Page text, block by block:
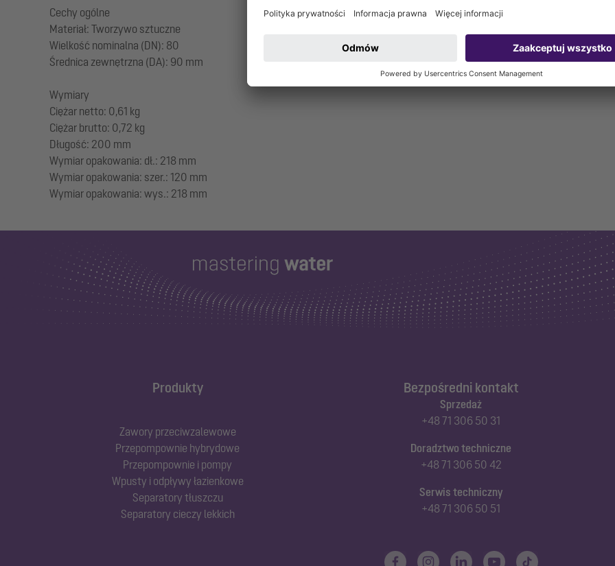
Cechy ogólne
Materiał: Tworzywo sztuczne
Wielkość nominalna (DN): 80
Średnica zewnętrzna (DA): 90 mm
Wymiary
Ciężar netto: 0,61 kg
Ciężar brutto: 0,72 kg
Długość: 200 mm
Wymiar opakowania: dł.: 218 mm
Wymiar opakowania: szer.: 120 mm
Produkty
Zawory przeciwzalewowe
Przepompownie hybrydowe
Przepompownie i pompy
Wpusty i odpływy łazienkowe
Separatory tłuszczu
Separatory cieczy lekkich
Bezpośredni kontakt
Sprzedaż
+48 71 306 50 31
Doradztwo techniczne
+48 71 306 50 42
Serwis techniczny
+48 71 306 50 51